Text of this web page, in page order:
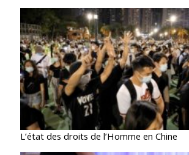
L’état des droits de l’Homme en Chine